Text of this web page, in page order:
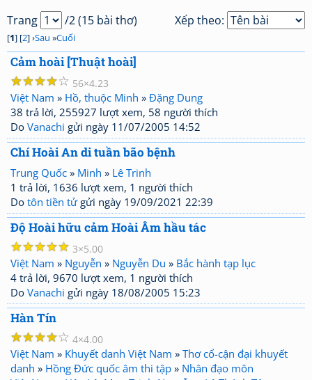
Xếp theo:
Trang /2 (15 bài thơ)
[1] [2] ›Sau »Cuối
Cảm hoài [Thuật hoài]
☆
☆
☆
☆
☆ 56 4.23
Việt Nam » Hồ, thuộc Minh » Đặng Dung
38 trả lời, 255927 lượt xem, 58 người thích
Do Vanachi gửi ngày 11/07/2005 14:52
Chí Hoài An di tuần bão bệnh
Trung Quốc » Minh » Lê Trinh
1 trả lời, 1636 lượt xem, 1 người thích
Do tôn tiền tửgửi ngày 19/09/2021 22:39
Độ Hoài hữu cảm Hoài Âm hầu tác
☆
☆
☆
☆
☆ 3 5.00
Việt Nam » Nguyễn » Nguyễn Du » Bắc hành tạp lục
4 trả lời, 9670 lượt xem, 1 người thích
Do Vanachi gửi ngày 18/08/2005 15:23
Hàn Tín
☆
☆
☆
☆
☆ 4 4.00
Việt Nam » Khuyết danh Việt Nam » Thơ cổ-cận đại khuyết
danh » Hồng Đức quốc âm thi tập » Nhân đạo môn